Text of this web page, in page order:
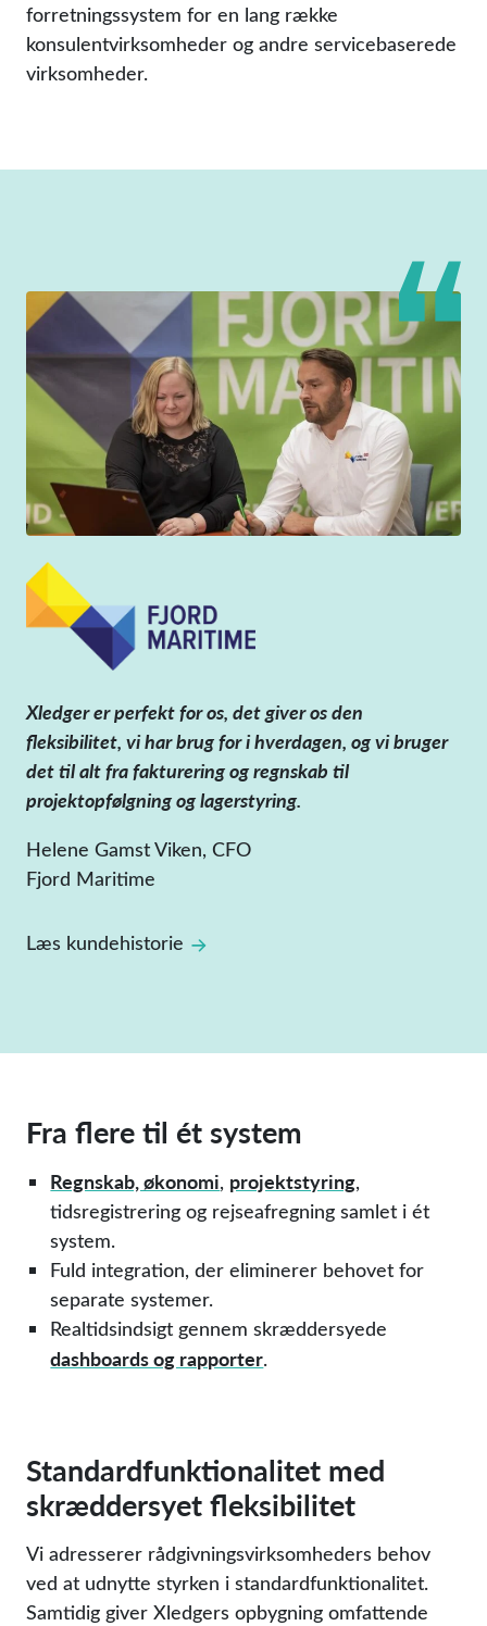
forretningssystem for en lang række
konsulentvirksomheder og andre servicebaserede
virksomheder.
Xledger er perfekt for os, det giver os den
fleksibilitet, vi har brug for i hverdagen, og vi bruger
det til alt fra fakturering og regnskab til
projektopfølgning og lagerstyring.
Helene Gamst Viken, CFO
Fjord Maritime
Læs kundehistorie
Fra flere til ét system
Regnskab, økonomi, projektstyring,
tidsregistrering og rejseafregning samlet i ét
system.
Fuld integration, der eliminerer behovet for
separate systemer.
Realtidsindsigt gennem skræddersyede
dashboards og rapporter.
Standardfunktionalitet med
skræddersyet fleksibilitet
Vi adresserer rådgivningsvirksomheders behov
ved at udnytte styrken i standardfunktionalitet.
Samtidig giver Xledgers opbygning omfattende